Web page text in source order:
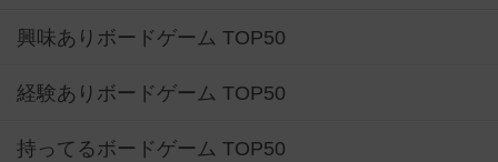
興味ありボードゲーム TOP50
経験ありボードゲーム TOP50
持ってるボードゲーム TOP50